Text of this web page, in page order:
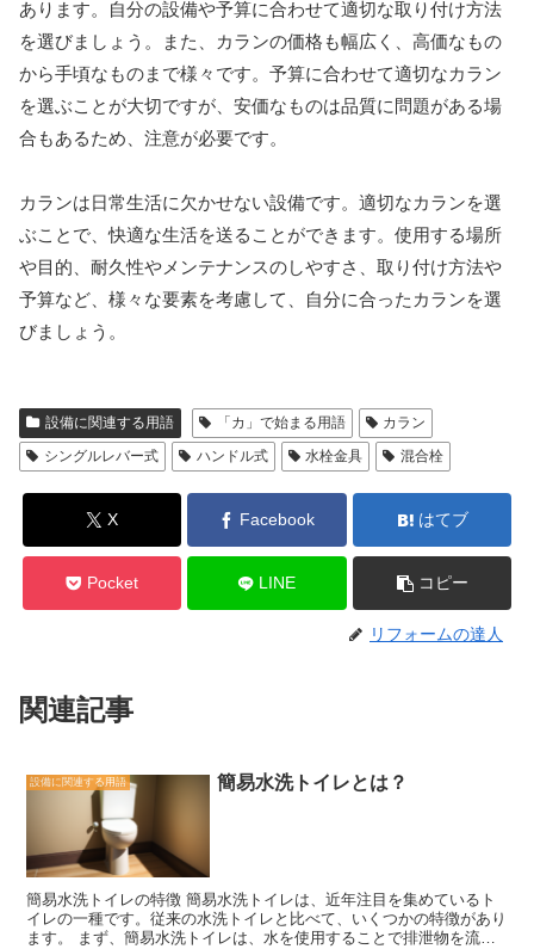
あります。自分の設備や予算に合わせて適切な取り付け方法
を選びましょう。また、カランの価格も幅広く、高価なもの
から手頃なものまで様々です。予算に合わせて適切なカラン
を選ぶことが大切ですが、安価なものは品質に問題がある場
合もあるため、注意が必要です。
カランは日常生活に欠かせない設備です。適切なカランを選
ぶことで、快適な生活を送ることができます。使用する場所
や目的、耐久性やメンテナンスのしやすさ、取り付け方法や
予算など、様々な要素を考慮して、自分に合ったカランを選
びましょう。
設備に関連する用語 「カ」で始まる用語
カラン
シングルレバー式
ハンドル式 水栓金具 混合栓
X Facebook はてブ
Pocket LINE コピー
リフォームの達人
関連記事
設備に関連する用語 簡易水洗トイレとは？
簡易水洗トイレの特徴 簡易水洗トイレは、近年注目を集めているト
イレの一種です。従来の水洗トイレと比べて、いくつかの特徴があり
ます。 まず、簡易水洗トイレは、水を使用することで排泄物を流す